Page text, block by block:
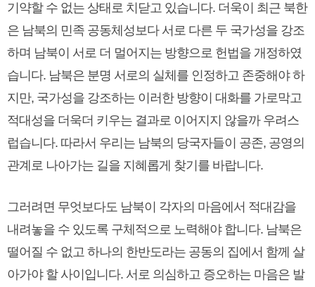
기약할 수 없는 상태로 치닫고 있습니다. 더욱이 최근 북한
은 남북의 민족 공동체성보다 서로 다른 두 국가성을 강조
하며 남북이 서로 더 멀어지는 방향으로 헌법을 개정하였
습니다. 남북은 분명 서로의 실체를 인정하고 존중해야 하
지만, 국가성을 강조하는 이러한 방향이 대화를 가로막고
적대성을 더욱더 키우는 결과로 이어지지 않을까 우려스
럽습니다. 따라서 우리는 남북의 당국자들이 공존, 공영의
관계로 나아가는 길을 지혜롭게 찾기를 바랍니다.
그러려면 무엇보다도 남북이 각자의 마음에서 적대감을
내려놓을 수 있도록 구체적으로 노력해야 합니다. 남북은
떨어질 수 없고 하나의 한반도라는 공동의 집에서 함께 살
아가야 할 사이입니다. 서로 의심하고 증오하는 마음은 발